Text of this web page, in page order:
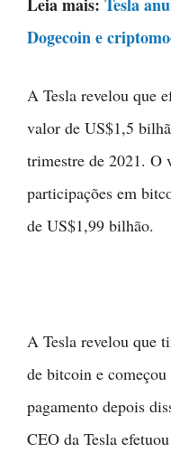
Dogecoin e
A Tesla revelou que
valor de US$1,5
trimestre de 2021. O
participações em
de US$1,99 bilhão.
A Tesla revelou que
de bitcoin e
pagamento depois
CEO da Tesla